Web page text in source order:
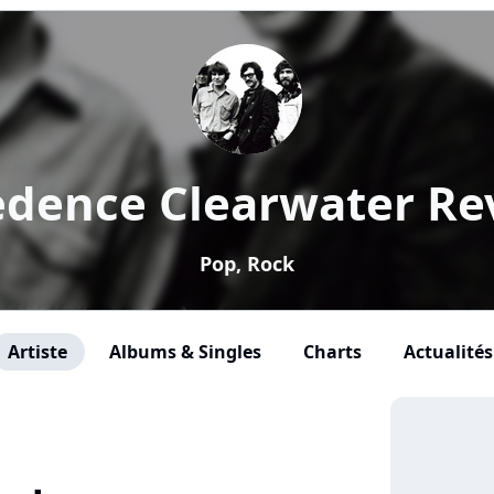
Clearwater
Pop, Rock
Artiste Albums & Singles Charts Actualités